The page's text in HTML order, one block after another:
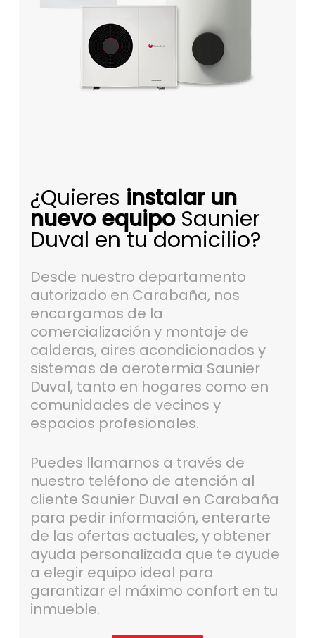
¿Quieres instalar un
nuevo equipoSaunier
Duval en tu domicilio?
Desde nuestro departamento
autorizado en Carabaña, nos
encargamos de la
comercialización y montaje de
calderas, aires acondicionados y
sistemas de aerotermia Saunier
Duval, tanto en hogares como en
comunidades de vecinos y
espacios profesionales.
Puedes llamarnos a través de
nuestro teléfono de atención al
cliente Saunier Duval en Carabaña
para pedir información, enterarte
de las ofertas actuales, y obtener
ayuda personalizada que te ayude
a elegir equipo ideal para
garantizar el máximo confort en tu
inmueble.